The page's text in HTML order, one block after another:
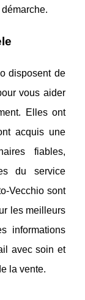
disposent de
vous aider
Elles ont
acquis une
fiables,
du service
Vecchio sont
les meilleurs
informations
avec soin et
la vente.